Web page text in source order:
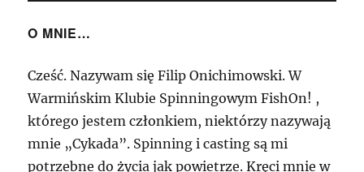
O MNIE…
Cześć. Nazywam się Filip Onichimowski. W
Warmińskim Klubie Spinningowym FishOn! ,
którego jestem członkiem, niektórzy nazywają
mnie „Cykada”. Spinning i casting są mi
potrzebne do życia jak powietrze. Kręci mnie w